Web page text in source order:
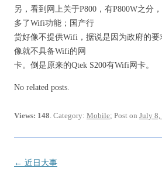
另，看到网上关于P800，有P800W之分
多了Wifi功能；国产行
货好像不提供Wifi，据说是因为政府的要
像就不具备Wifi的网
卡。倒是原来的Qtek S200有Wifi网卡。
No related posts.
Views: 148. Category: Mobile; Post on July 8,
Post
← 近日大事